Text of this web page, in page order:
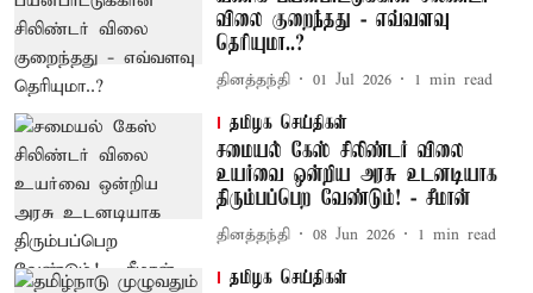
விலை குறைந்தது - எவ்வளவு
தெரியுமா..?
தினத்தந்தி 01 Jul 2026 1 min read
தமிழக செய்திகள்
சமையல் கேஸ் சிலிண்டர் விலை
உயர்வை ஒன்றிய அரசு உடனடியாக
திரும்பப்பெற வேண்டும்! - சீமான்
தினத்தந்தி 08 Jun 2026 1 min read
தமிழக செய்திகள்